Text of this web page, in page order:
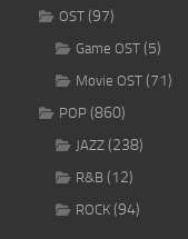
OST (97)
Game OST (5)
Movie OST (71)
POP (860)
JAZZ (238)
R&B (12)
ROCK (94)